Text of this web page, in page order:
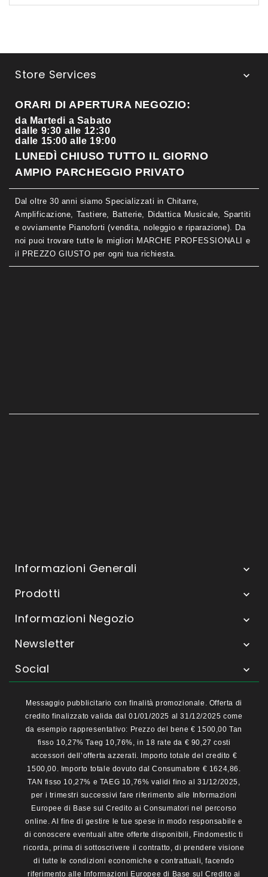
Store Services 
ORARI DI APERTURA NEGOZIO:
da Martedi a Sabato
dalle 9:30 alle 12:30
dalle 15:00 alle 19:00
LUNEDÌ CHIUSO TUTTO IL GIORNO
AMPIO PARCHEGGIO PRIVATO
Dal oltre 30 anni siamo Specializzati in Chitarre,
Amplificazione, Tastiere, Batterie, Didattica Musicale, Spartiti
e ovviamente Pianoforti (vendita, noleggio e riparazione). Da
noi puoi trovare tutte le migliori MARCHE PROFESSIONALI e
il PREZZO GIUSTO per ogni tua richiesta.
Informazioni Generali 
Prodotti 
Informazioni Negozio 
Newsletter 
Social 
Messaggio pubblicitario con finalità promozionale. Offerta di
credito finalizzato valida dal 01/01/2025 al 31/12/2025 come
da esempio rappresentativo: Prezzo del bene € 1500,00 Tan
fisso 10,27% Taeg 10,76%, in 18 rate da € 90,27 costi
accessori dell’offerta azzerati. Importo totale del credito €
1500,00. Importo totale dovuto dal Consumatore € 1624,86.
TAN fisso 10,27% e TAEG 10,76% validi fino al 31/12/2025,
per i trimestri successivi fare riferimento alle Informazioni
Europee di Base sul Credito ai Consumatori nel percorso
online. Al fine di gestire le tue spese in modo responsabile e
di conoscere eventuali altre offerte disponibili, Findomestic ti
ricorda, prima di sottoscrivere il contratto, di prendere visione
di tutte le condizioni economiche e contrattuali, facendo
riferimento alle Informazioni Europee di Base sul Credito ai